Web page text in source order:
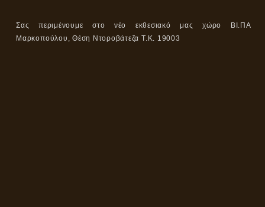
Σας περιμένουμε στο νέο εκθεσιακό μας χώρο ΒΙ.ΠΑ
Μαρκοπούλου, Θέση Ντοροβάτεζα Τ.Κ. 19003